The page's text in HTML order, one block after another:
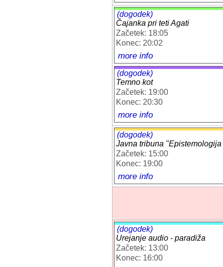
(dogodek)
Čajanka pri teti Agati
Začetek: 18:05
Konec: 20:02
more info
(dogodek)
Temno kot
Začetek: 19:00
Konec: 20:30
more info
(dogodek)
Javna tribuna
Začetek: 15:00
Konec: 19:00
more info
(dogodek)
Urejanje audio - paradiža
Začetek: 13:00
Konec: 16:00